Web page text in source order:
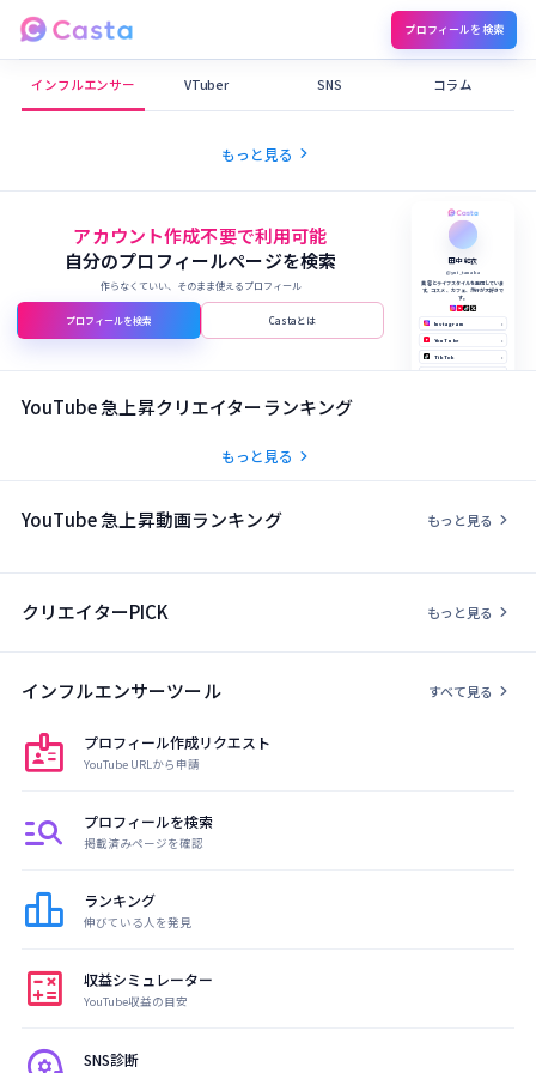
プロフィールを検索
Castaメディア
インフルエンサー VTuber SNS コラム
もっと見る chevron_right
アカウント作成不要で利用可能
自分のプロフィールページを検索
作らなくていい、そのまま使えるプロフィール
プロフィールを検索 Castaとは
田中 結衣
@yui_tanaka
美容とライフスタイルを発信していま
す。コスメ、カフェ、旅行が大好きで
す。
Instagram ›
YouTube ›
TikTok ›
YouTube 急上昇クリエイターランキング
もっと見る chevron_right
YouTube 急上昇動画ランキング もっと見る chevron_right
クリエイターPICK もっと見る chevron_right
インフルエンサーツール すべて見る chevron_right
badge プロフィール作成リクエスト
YouTube URLから申請
manage_search プロフィールを検索
掲載済みページを確認
leaderboard ランキング
伸びている人を発見
calculate 収益シミュレーター
YouTube収益の目安
SNS診断